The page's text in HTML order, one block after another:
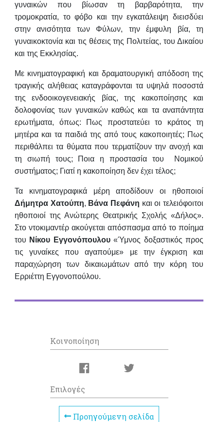
γυναικών που βίωσαν τη βαρβαρότητα, την
τρομοκρατία, το φόβο και την εγκατάλειψη διεισδύει
στην ανισότητα των Φύλων, την έμφυλη βία, τη
γυναικοκτονία και τις θέσεις της Πολιτείας, του Δικαίου
και της Εκκλησίας.
Με κινηματογραφική και δραματουργική απόδοση της
τραγικής αλήθειας καταγράφονται τα υψηλά ποσοστά
της ενδοοικογενειακής βίας, της κακοποίησης και
δολοφονίας των γυναικών καθώς και τα αναπάντητα
ερωτήματα, όπως: Πως προστατεύει το κράτος τη
μητέρα και τα παιδιά της από τους κακοποιητές; Πως
περιθάλπει τα θύματα που τερματίζουν την ανοχή και
τη σιωπή τους; Ποια η προστασία του Νομικού
συστήματος; Γιατί η κακοποίηση δεν έχει τέλος;
Τα κινηματογραφικά μέρη αποδίδουν οι ηθοποιοί
Δήμητρα Χατούπη, Βάνα Πεφάνη και οι τελειόφοιτοι
ηθοποιοί της Ανώτερης Θεατρικής Σχολής «Δήλος».
Στο ντοκιμαντέρ ακούγεται απόσπασμα από το ποίημα
του Νίκου Εγγονόπουλου«Ύμνος δοξαστικός προς
τις γυναίκες που αγαπούμε» με την έγκριση και
παραχώρηση των δικαιωμάτων από την κόρη του
Ερριέττη Εγγονοπούλου.
Κοινοποίηση
Επιλογές
Προηγούμενη σελίδα